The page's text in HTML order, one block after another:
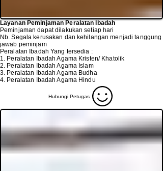
Layanan Peminjaman Peralatan Ibadah
Peminjaman dapat dilakukan setiap hari
Nb. Segala kerusakan dan kehilangan menjadi tanggung
jawab peminjam
Peralatan Ibadah Yang tersedia :
1. Peralatan Ibadah Agama Kristen/ Khatolik
2. Peralatan Ibadah Agama Islam
3. Peralatan Ibadah Agama Budha
4. Peralatan Ibadah Agama Hindu